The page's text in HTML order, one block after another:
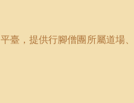
平臺，提供行腳僧團所屬道場、